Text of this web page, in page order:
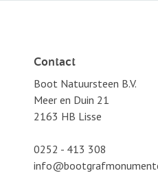
Contact
Boot Natuursteen B.V.
Meer en Duin 21
2163 HB Lisse
0252 - 413 308